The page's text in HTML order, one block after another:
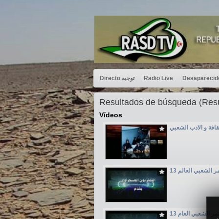
Directo توجيه Radio Live
Resultados de búsqueda
Vídeos
و الادب الشعبي
الشعبي العالم 13
الشعبي العام 13